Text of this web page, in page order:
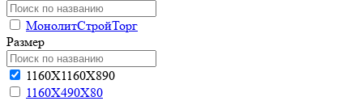
МонолитСтройТорг
Размер
1160Х1160Х890
1160Х490Х80